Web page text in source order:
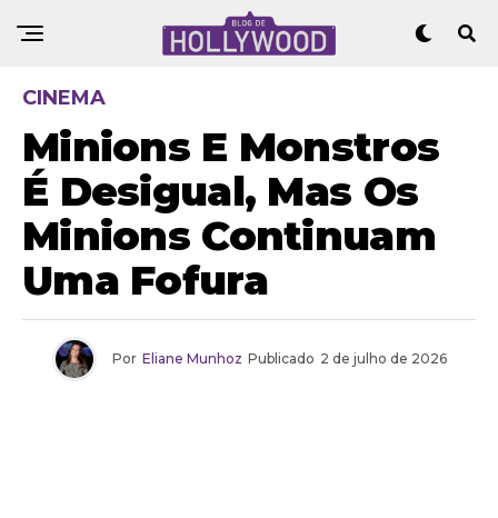
CINEMA
Minions E Monstros
É Desigual, Mas Os
Minions Continuam
Uma Fofura
Por Eliane Munhoz Publicado 2 de julho de 2026